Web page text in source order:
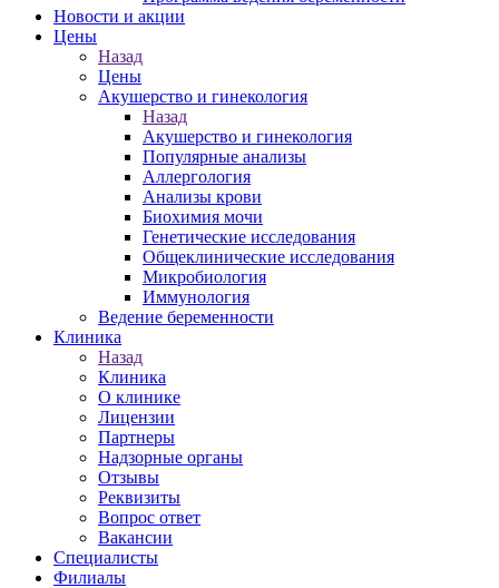
Новости и акции
Цены
Назад
Цены
Акушерство и гинекология
Назад
Акушерство и гинекология
Популярные анализы
Аллергология
Анализы крови
Биохимия мочи
Генетические исследования
Общеклинические исследования
Микробиология
Иммунология
Ведение беременности
Клиника
Назад
Клиника
О клинике
Лицензии
Партнеры
Надзорные органы
Отзывы
Реквизиты
Вопрос ответ
Вакансии
Специалисты
Филиалы